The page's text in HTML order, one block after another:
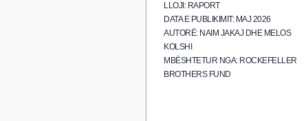
LLOJI: RAPORT
DATA E PUBLIKIMIT: MAJ 2026
AUTORË: NAIM JAKAJ DHE MELOS
KOLSHI
MBËSHTETUR NGA: ROCKEFELLER
BROTHERS FUND